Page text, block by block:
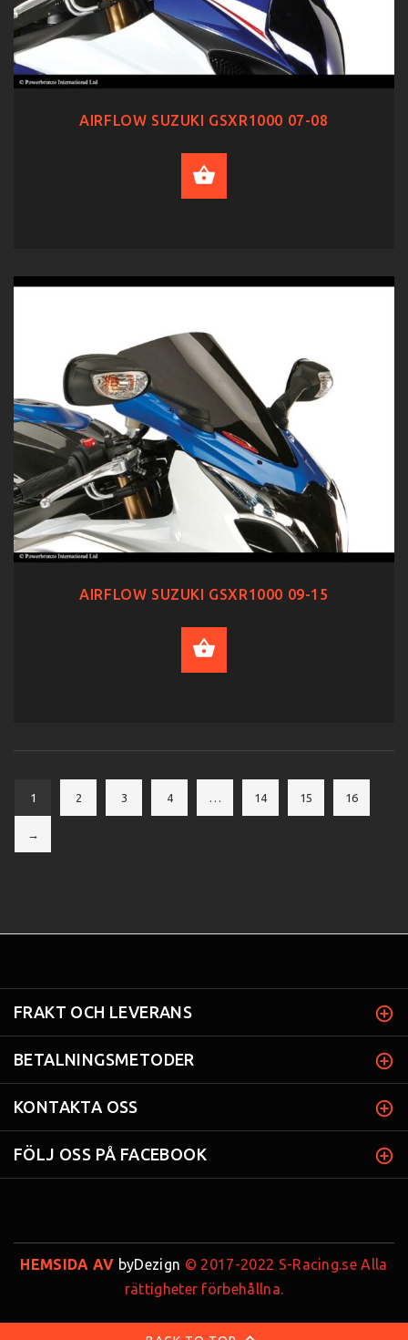
AIRFLOW SUZUKI GSXR1000 07-08
AIRFLOW SUZUKI GSXR1000 09-15
1 2 3 4 … 14 15 16
→
FRAKT OCH LEVERANS
BETALNINGSMETODER
KONTAKTA OSS
FÖLJ OSS PÅ FACEBOOK
HEMSIDA AV byDezign © 2017-2022 S-Racing.se Alla
rättigheter förbehållna.